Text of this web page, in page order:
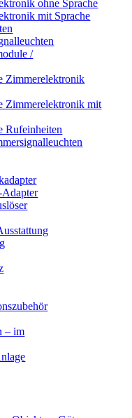
ohne Sprache
mit Sprache
/
Zimmerelektronik
Zimmerelektronik mit
Rufeinheiten
– im